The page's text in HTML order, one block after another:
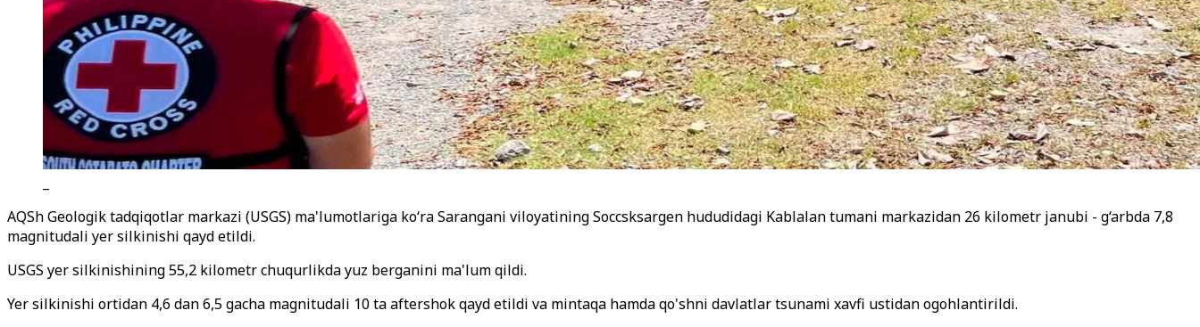
AQSh Geologik tadqiqotlar markazi (USGS) ma'lumotlariga ko‘ra Sarangani viloyatining Soccsksargen hududidagi Kablalan tumani markazidan 26 kilometr janubi - g‘arbda 7,8
magnitudali yer silkinishi qayd etildi.
USGS yer silkinishining 55,2 kilometr chuqurlikda yuz berganini ma'lum qildi.
Yer silkinishi ortidan 4,6 dan 6,5 gacha magnitudali 10 ta aftershok qayd etildi va mintaqa hamda qo'shni davlatlar tsunami xavfi ustidan ogohlantirildi.